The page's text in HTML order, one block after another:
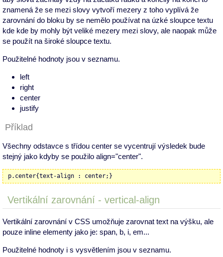
znamená že se mezi slovy vytvoří mezery z toho vyplívá že
zarovnání do bloku by se nemělo používat na úzké sloupce textu
kde kde by mohly být veliké mezery mezi slovy, ale naopak může
se použít na široké sloupce textu.
Použitelné hodnoty jsou v seznamu.
left
right
center
justify
Příklad
Všechny odstavce s třídou center se vycentrují výsledek bude
stejný jako kdyby se použilo align="center".
p.center{text-align : center;}
Vertikální zarovnání - vertical-align
Vertikální zarovnání v CSS umožňuje zarovnat text na výšku, ale
pouze inline elementy jako je: span, b, i, em...
Použitelné hodnoty i s vysvětlením jsou v seznamu.